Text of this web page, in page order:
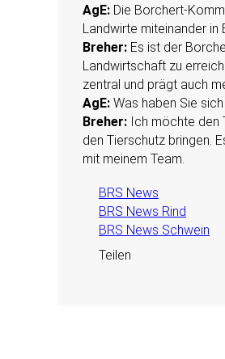
AgE: Die Borchert-
Landwirte miteinander
Breher: Es ist der
Landwirtschaft zu
zentral und prägt auch
AgE: Was haben Sie
Breher: Ich möchte den
den Tierschutz bringen.
mit meinem Team.
BRS News
BRS News Rind
BRS News Schwein
Teilen